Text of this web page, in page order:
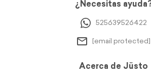
¿Necesitas
525639526422
[email protected]
Acerca de Jüsto